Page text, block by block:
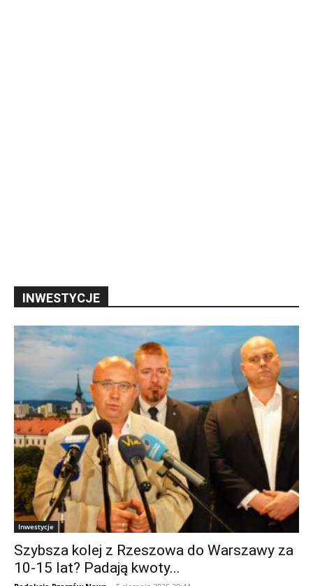
INWESTYCJE
Inwestycje
Szybsza kolej z Rzeszowa do Warszawy za
10-15 lat? Padają kwoty...